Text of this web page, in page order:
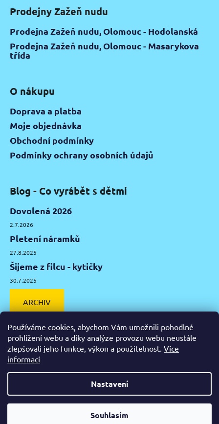
Používáme cookies, abychom Vám umožnili pohodlné
prohlížení webu a díky analýze provozu webu neustále
zlepšovali jeho funkce, výkon a použitelnost. Více
informací
Nastavení
Souhlasím
Od čtvrtka 6.8. do úterý 11.8. máme mimořádně zavřeno.
Prodejny Zažeň nudu
Prodejna Zažeň nudu, Olomouc - Hodolanská
Prodejna Zažeň nudu, Olomouc - Masarykova
třída
O nákupu
Doprava a platba
Moje objednávka
Obchodní podmínky
Podmínky ochrany osobních údajů
Blog - Co vyrábět s dětmi
Dovolená 2026
2.7.2026
Pletení náramků
27.8.2025
Šijeme z filcu - kytičky
30.7.2025
ARCHIV
Facebook
Vytvořil Shoptet
Zažeň nudu. Všechna práva vyhrazena.